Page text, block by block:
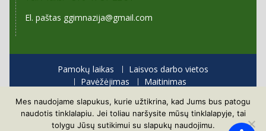
El. paštas ggimnazija@gmail.com
Pamokų laikas
Laisvos darbo vietos
Pavėžėjimas
Maitinimas
Visos teisės saugomos
Proudly powered by WordPress |Education Hub by
Mes naudojame slapukus, kurie užtikrina, kad Jums bus patogu
naudotis tinklalapiu. Jei toliau naršysite mūsų tinklalapyje, tai
tolygu Jūsų sutikimui su slapukų naudojimu.